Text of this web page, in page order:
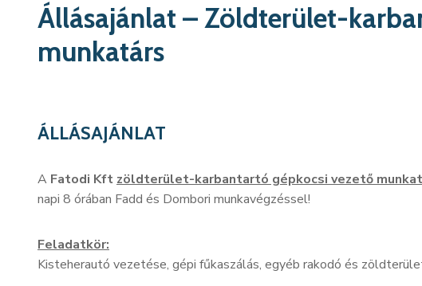
Állásajánlat – Zöldterület-
munkatárs
ÁLLÁSAJÁNLAT
A Fatodi Kft zöldterület-karbantartó gépkocsi vezető
napi 8 órában Fadd és Dombori munkavégzéssel!
Feladatkör:
Kisteherautó vezetése, gépi fűkaszálás, egyéb rakodó és